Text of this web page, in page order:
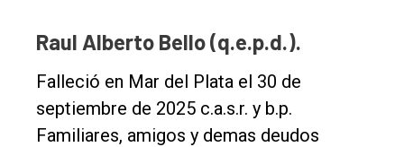
Raul Alberto Bello (q.e.p.d.).
Falleció en Mar del Plata el 30 de
septiembre de 2025 c.a.s.r. y b.p.
Familiares, amigos y demas deudos